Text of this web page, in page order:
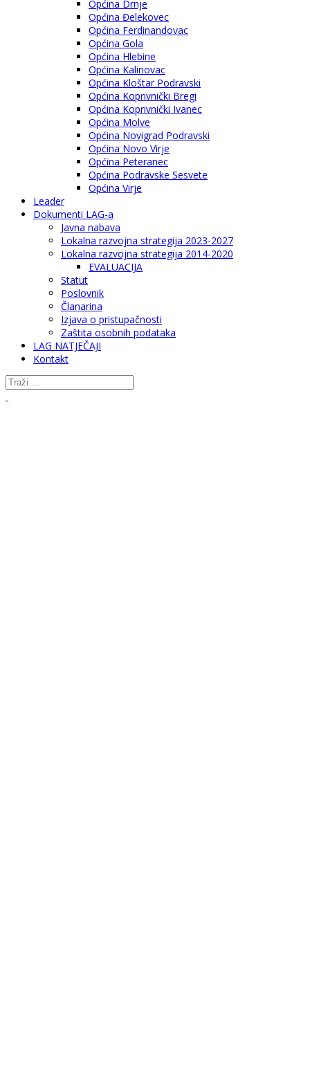
Općina Drnje
Općina Đelekovec
Općina Ferdinandovac
Općina Gola
Općina Hlebine
Općina Kalinovac
Općina Kloštar Podravski
Općina Koprivnički Bregi
Općina Koprivnički Ivanec
Općina Molve
Općina Novigrad Podravski
Općina Novo Virje
Općina Peteranec
Općina Podravske Sesvete
Općina Virje
Leader
Dokumenti LAG-a
Javna nabava
Lokalna razvojna strategija 2023-2027
Lokalna razvojna strategija 2014-2020
EVALUACIJA
Statut
Poslovnik
Članarina
Izjava o pristupačnosti
Zaštita osobnih podataka
LAG NATJEČAJI
Kontakt